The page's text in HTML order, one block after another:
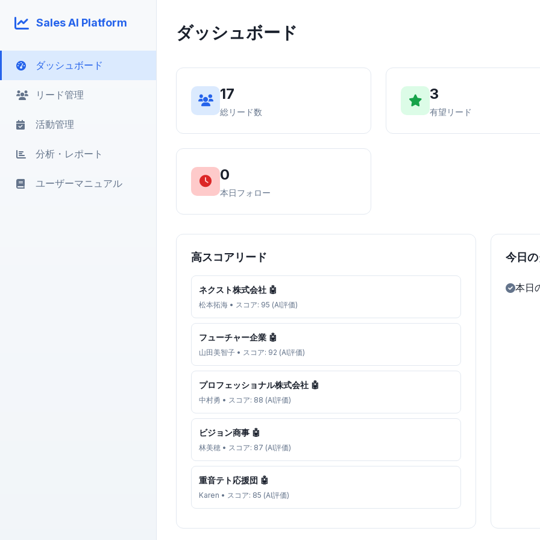
Sales AI Platform
ダッシュボード
リード管理
活動管理
分析・レポート
ユーザーマニュアル
ダッシュボード
17
総リード数
3
有望リード
0
本日フォロー
高スコアリード
ネクスト株式会社 🤖
松本拓海 • スコア: 95 (AI評価)
フューチャー企業 🤖
山田美智子 • スコア: 92 (AI評価)
プロフェッショナル株式会社 🤖
中村勇 • スコア: 88 (AI評価)
ビジョン商事 🤖
林美穂 • スコア: 87 (AI評価)
重音テト応援団 🤖
Karen • スコア: 85 (AI評価)
今日
本日